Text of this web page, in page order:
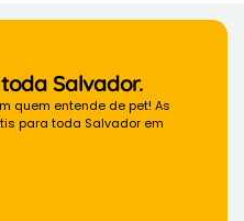
Salvador.
quem entende de pet! As
para toda Salvador em